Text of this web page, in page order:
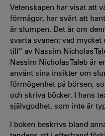
Vetenskapen har visat att
förmågor, har svårt att
är slumpen. Det är om
svarta svanen: vad
till” av Nassim Nicholas
Nassim Nicholas Taleb är
använt sina insikter om
förmögenhet på börsen,
och skriva böcker. I hans
självgodhet, som inte är
I boken beskrivs bland